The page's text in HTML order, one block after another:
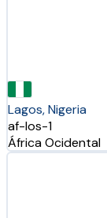
Lagos, Nigeria
af-los-1
África Ocidental